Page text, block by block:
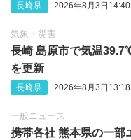
長崎県 2026年8月3日14:40
気象・災害
長崎 島原市で気温
を更新
長崎県 2026年8月3日13:18
一般ニュース
携帯各社 熊本県の一部